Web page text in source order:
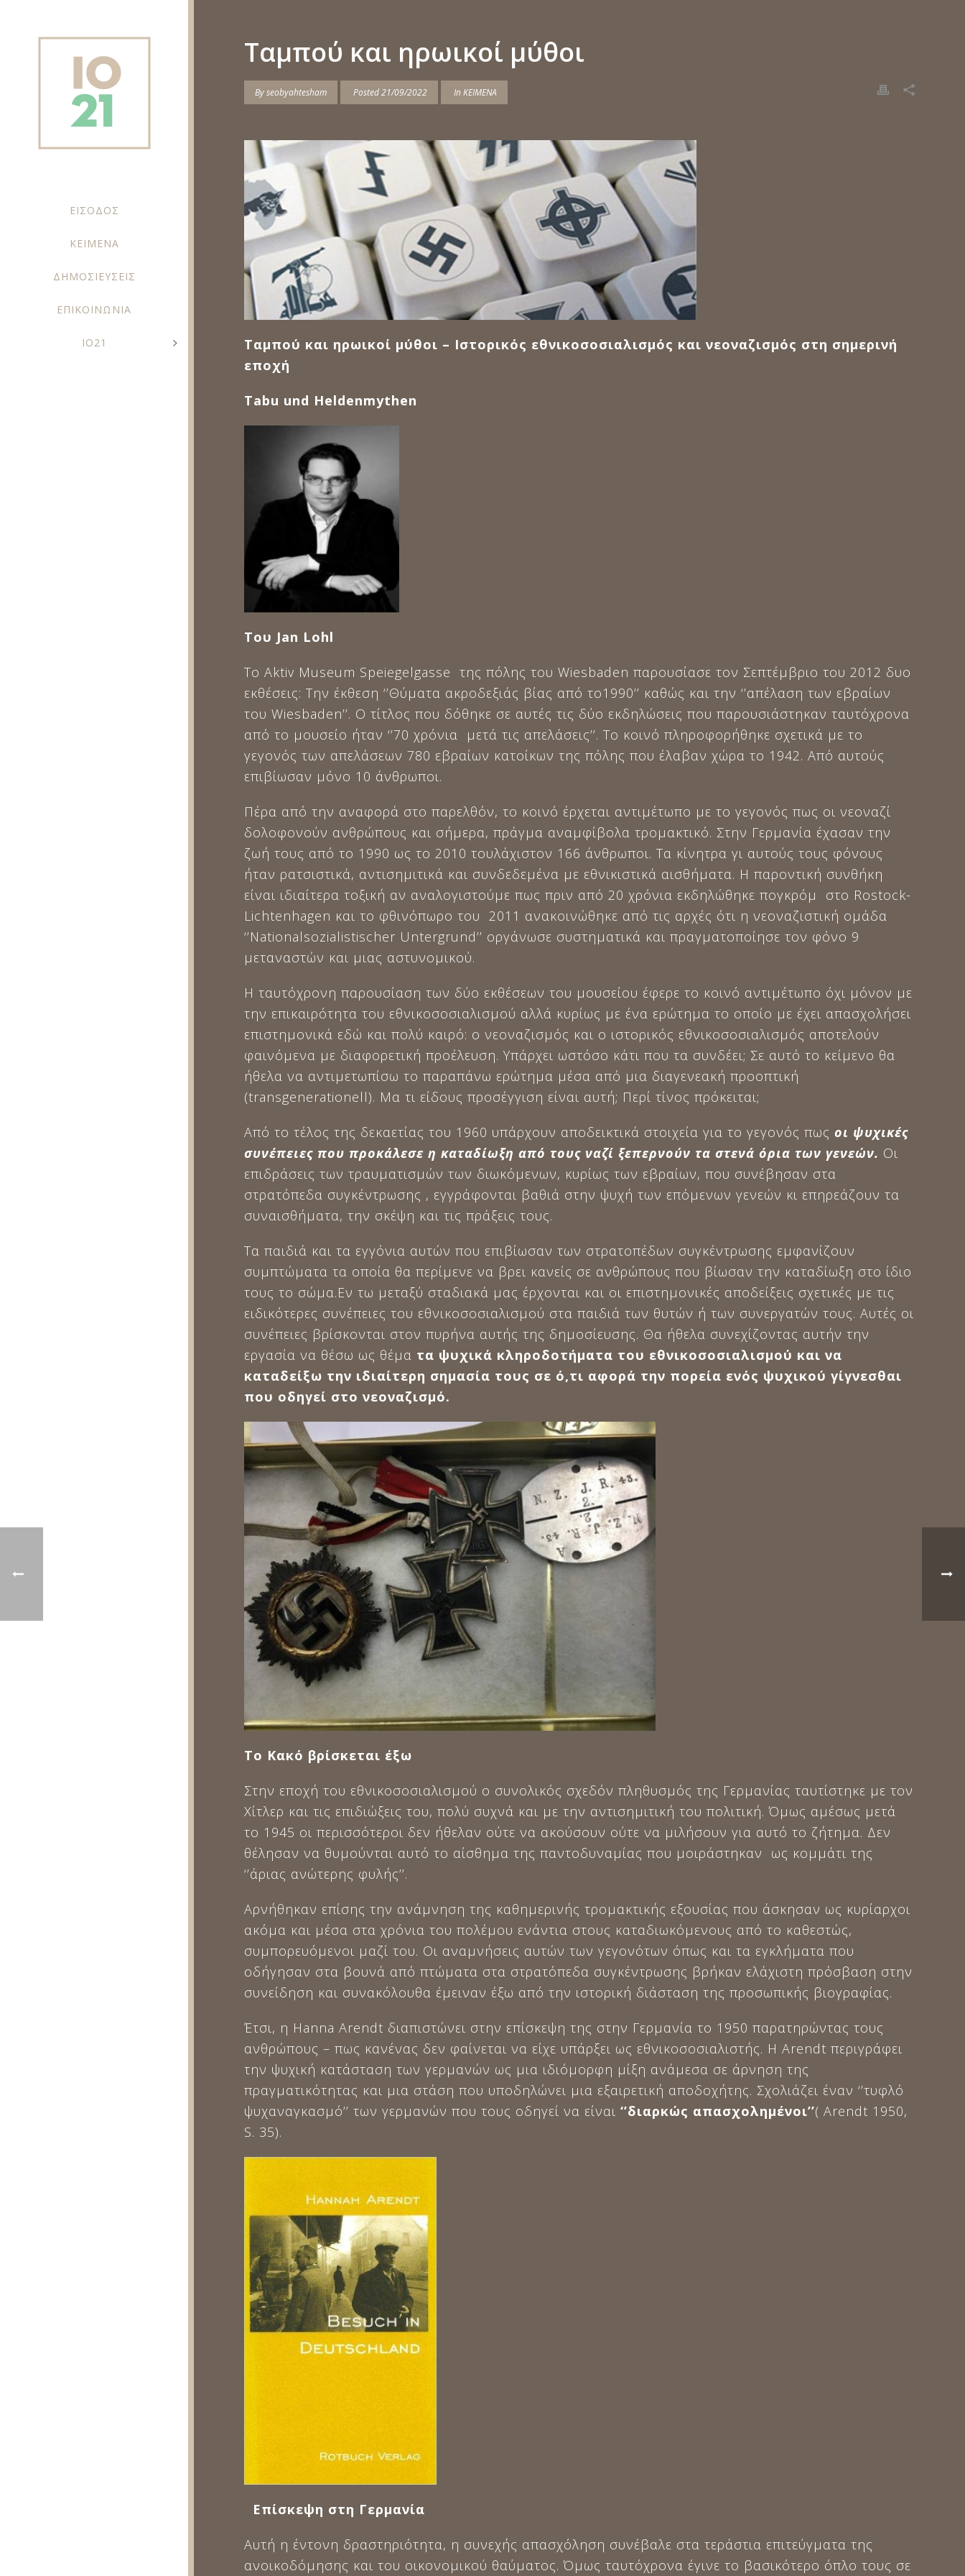
ΕΙΣΟΔΟΣ
ΚΕΙΜΕΝΑ
ΔΗΜΟΣΙΕΥΣΕΙΣ
ΕΠΙΚΟΙΝΩΝΙΑ
IO21
Ταμπού και ηρωικοί μύθοι
Byseobyahtesham Posted21/09/2022 InΚΕΙΜΕΝΑ
Ταμπού και ηρωικοί μύθοι – Ιστορικός εθνικοσοσιαλισμός και νεοναζισμός στη σημερινή
εποχή
Tabu und Heldenmythen
Του Jan Lohl
Το Aktiv Museum Speiegelgasse της πόλης του Wiesbaden παρουσίασε τον Σεπτέμβριο του 2012 δυο
εκθέσεις: Την έκθεση ‘’Θύματα ακροδεξιάς βίας από το1990’’ καθώς και την ‘’απέλαση των εβραίων
του Wiesbaden’’. Ο τίτλος που δόθηκε σε αυτές τις δύο εκδηλώσεις που παρουσιάστηκαν ταυτόχρονα
από το μουσείο ήταν ‘’70 χρόνια μετά τις απελάσεις’’. Το κοινό πληροφορήθηκε σχετικά με το
γεγονός των απελάσεων 780 εβραίων κατοίκων της πόλης που έλαβαν χώρα το 1942. Από αυτούς
επιβίωσαν μόνο 10 άνθρωποι.
Πέρα από την αναφορά στο παρελθόν, το κοινό έρχεται αντιμέτωπο με το γεγονός πως οι νεοναζί
δολοφονούν ανθρώπους και σήμερα, πράγμα αναμφίβολα τρομακτικό. Στην Γερμανία έχασαν την
ζωή τους από το 1990 ως το 2010 τουλάχιστον 166 άνθρωποι. Τα κίνητρα γι αυτούς τους φόνους
ήταν ρατσιστικά, αντισημιτικά και συνδεδεμένα με εθνικιστικά αισθήματα. Η παροντική συνθήκη
είναι ιδιαίτερα τοξική αν αναλογιστούμε πως πριν από 20 χρόνια εκδηλώθηκε πογκρόμ στο Rostock-
Lichtenhagen και το φθινόπωρο του 2011 ανακοινώθηκε από τις αρχές ότι η νεοναζιστική ομάδα
‘’Nationalsozialistischer Untergrund’’ οργάνωσε συστηματικά και πραγματοποίησε τον φόνο 9
μεταναστών και μιας αστυνομικού.
Η ταυτόχρονη παρουσίαση των δύο εκθέσεων του μουσείου έφερε το κοινό αντιμέτωπο όχι μόνον με
την επικαιρότητα του εθνικοσοσιαλισμού αλλά κυρίως με ένα ερώτημα το οποίο με έχει απασχολήσει
επιστημονικά εδώ και πολύ καιρό: ο νεοναζισμός και ο ιστορικός εθνικοσοσιαλισμός αποτελούν
φαινόμενα με διαφορετική προέλευση. Υπάρχει ωστόσο κάτι που τα συνδέει; Σε αυτό το κείμενο θα
ήθελα να αντιμετωπίσω το παραπάνω ερώτημα μέσα από μια διαγενεακή προοπτική
(transgenerationell). Μα τι είδους προσέγγιση είναι αυτή; Περί τίνος πρόκειται;
Από το τέλος της δεκαετίας του 1960 υπάρχουν αποδεικτικά στοιχεία για το γεγονός πως οι ψυχικές
συνέπειες που προκάλεσε η καταδίωξη από τους ναζί ξεπερνούν τα στενά όρια των γενεών. Οι
επιδράσεις των τραυματισμών των διωκόμενων, κυρίως των εβραίων, που συνέβησαν στα
στρατόπεδα συγκέντρωσης , εγγράφονται βαθιά στην ψυχή των επόμενων γενεών κι επηρεάζουν τα
συναισθήματα, την σκέψη και τις πράξεις τους.
Τα παιδιά και τα εγγόνια αυτών που επιβίωσαν των στρατοπέδων συγκέντρωσης εμφανίζουν
συμπτώματα τα οποία θα περίμενε να βρει κανείς σε ανθρώπους που βίωσαν την καταδίωξη στο ίδιο
τους το σώμα.Εν τω μεταξύ σταδιακά μας έρχονται και οι επιστημονικές αποδείξεις σχετικές με τις
ειδικότερες συνέπειες του εθνικοσοσιαλισμού στα παιδιά των θυτών ή των συνεργατών τους. Αυτές οι
συνέπειες βρίσκονται στον πυρήνα αυτής της δημοσίευσης. Θα ήθελα συνεχίζοντας αυτήν την
εργασία να θέσω ως θέμα τα ψυχικά κληροδοτήματα του εθνικοσοσιαλισμού και να
καταδείξω την ιδιαίτερη σημασία τους σε ό,τι αφορά την πορεία ενός ψυχικού γίγνεσθαι
που οδηγεί στο νεοναζισμό.
Το Κακό βρίσκεται έξω
Στην εποχή του εθνικοσοσιαλισμού ο συνολικός σχεδόν πληθυσμός της Γερμανίας ταυτίστηκε με τον
Χίτλερ και τις επιδιώξεις του, πολύ συχνά και με την αντισημιτική του πολιτική. Όμως αμέσως μετά
το 1945 οι περισσότεροι δεν ήθελαν ούτε να ακούσουν ούτε να μιλήσουν για αυτό το ζήτημα. Δεν
θέλησαν να θυμούνται αυτό το αίσθημα της παντοδυναμίας που μοιράστηκαν ως κομμάτι της
‘’άριας ανώτερης φυλής’’.
Αρνήθηκαν επίσης την ανάμνηση της καθημερινής τρομακτικής εξουσίας που άσκησαν ως κυρίαρχοι
ακόμα και μέσα στα χρόνια του πολέμου ενάντια στους καταδιωκόμενους από το καθεστώς,
συμπορευόμενοι μαζί του. Οι αναμνήσεις αυτών των γεγονότων όπως και τα εγκλήματα που
οδήγησαν στα βουνά από πτώματα στα στρατόπεδα συγκέντρωσης βρήκαν ελάχιστη πρόσβαση στην
συνείδηση και συνακόλουθα έμειναν έξω από την ιστορική διάσταση της προσωπικής βιογραφίας.
Έτσι, η Hanna Arendt διαπιστώνει στην επίσκεψη της στην Γερμανία το 1950 παρατηρώντας τους
ανθρώπους – πως κανένας δεν φαίνεται να είχε υπάρξει ως εθνικοσοσιαλιστής. Η Arendt περιγράφει
την ψυχική κατάσταση των γερμανών ως μια ιδιόμορφη μίξη ανάμεσα σε άρνηση της
πραγματικότητας και μια στάση που υποδηλώνει μια εξαιρετική αποδοχήτης. Σχολιάζει έναν ‘’τυφλό
ψυχαναγκασμό’’ των γερμανών που τους οδηγεί να είναι ‘’διαρκώς απασχολημένοι’’( Arendt 1950,
S. 35).
Επίσκεψη στη Γερμανία
Αυτή η έντονη δραστηριότητα, η συνεχής απασχόληση συνέβαλε στα τεράστια επιτεύγματα της
ανοικοδόμησης και του οικονομικού θαύματος. Όμως ταυτόχρονα έγινε το βασικότερο όπλο τους σε